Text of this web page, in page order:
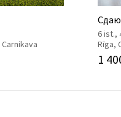
6 ist.,
Rīga,
1